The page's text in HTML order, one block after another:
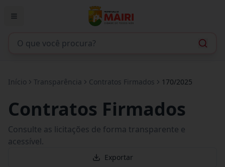
Início Transparência Contratos Firmados 170/2025
Contratos Firmados
Consulte as licitações de forma transparente e
acessível.
Exportar